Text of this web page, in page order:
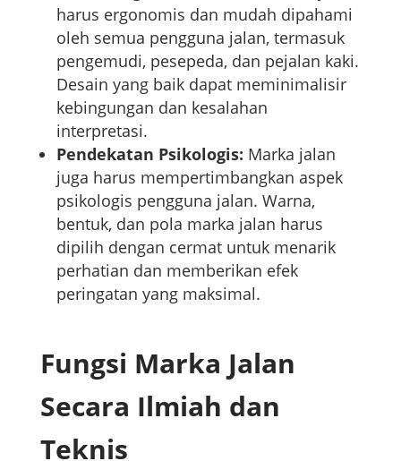
harus ergonomis dan mudah dipahami
oleh semua pengguna jalan, termasuk
pengemudi, pesepeda, dan pejalan kaki.
Desain yang baik dapat meminimalisir
kebingungan dan kesalahan
interpretasi.
Pendekatan Psikologis: Marka jalan
juga harus mempertimbangkan aspek
psikologis pengguna jalan. Warna,
bentuk, dan pola marka jalan harus
dipilih dengan cermat untuk menarik
perhatian dan memberikan efek
peringatan yang maksimal.
Fungsi Marka Jalan
Secara Ilmiah dan
Teknis